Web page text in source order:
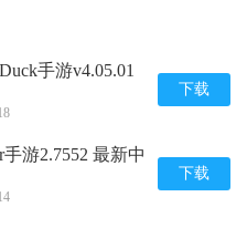
手游v4.05.01
下载
手游2.7552 最新中
下载